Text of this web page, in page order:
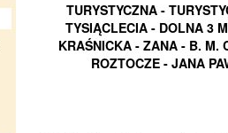
TURYSTYCZNA -
TYSIĄCLECIA - DOLNA 3
KRAŚNICKA - ZANA - B. M.
ROZTOCZE - JANA